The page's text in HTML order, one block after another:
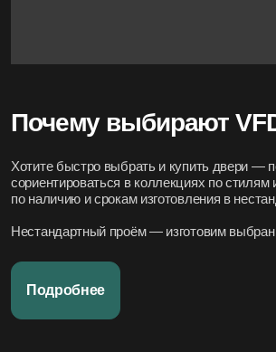
Почему выбирают
Хотите быстро выбрать и купить двери —
сориентироваться в коллекциях по стилям и ценам,
по наличию и срокам изготовления в
Нестандартный проём — изготовим
подходящие модели по дизайн-проекту или
Подробнее